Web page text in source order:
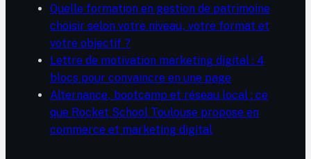
Quelle formation en gestion de patrimoine
choisir selon votre niveau, votre format et
votre objectif ?
Lettre de motivation marketing digital : 4
blocs pour convaincre en une page
Alternance, bootcamp et réseau local : ce
que Rocket School Toulouse propose en
commerce et marketing digital